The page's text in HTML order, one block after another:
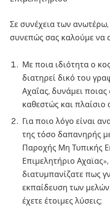
Σε συνέχεια των
συνεπώς σας καλούμε να
Με ποια ιδιότητα ο
διατηρεί δικό του
Αχαΐας, δυνάμει
καθεστώς και πλαίσιο
Για ποιο λόγο είναι
της τόσο δαπανηρής
Παροχής Μη Τυπικής
Επιμελητήριο
διατυμπανίζατε πως
εκπαίδευση των
έχετε έτοιμες λύσεις;